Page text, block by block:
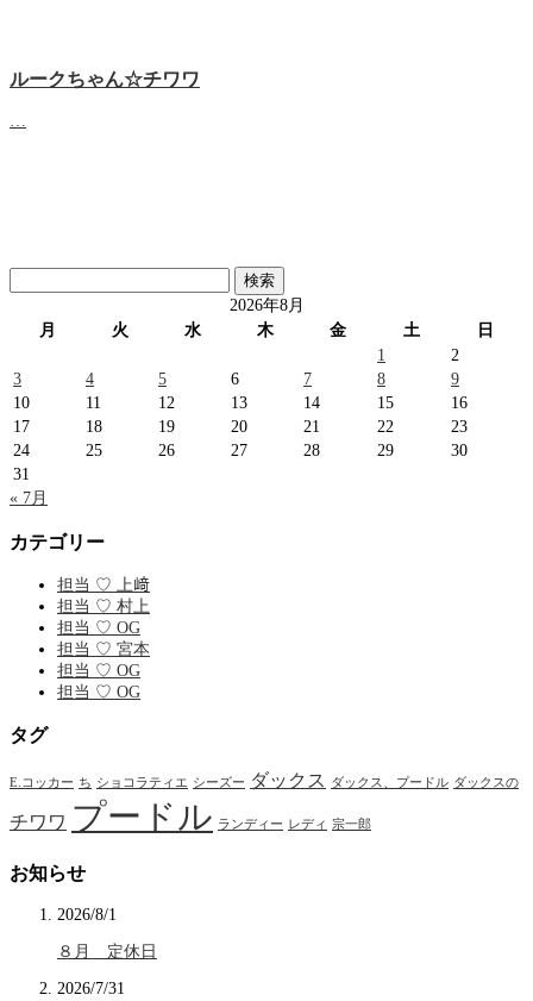
ルークちゃん☆チワワ
索:
2026年8月
月
火 水 木 金 土
日
1
2
3
4 5 6 7 8
9
10
11 12 13 14 15
16
17
18 19 20 21 22
23
24
25 26 27 28 29
30
31
« 7月
カテゴリー
担当 ♡ 上﨑
担当 ♡ 村上
担当 ♡ OG
担当 ♡ 宮本
担当 ♡ OG
担当 ♡ OG
タグ
E.コッカー ち ショコラティエ シーズー ダックス ダックス、プードル ダックスの
チワワ プードル ランディー レディ 宗一郎
お知らせ
2026/8/1
８月 定休日
2026/7/31